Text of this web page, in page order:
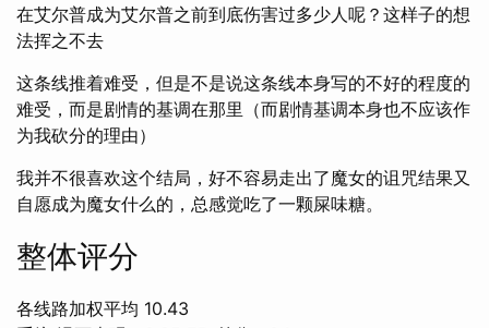
在艾尔普成为艾尔普之前到底伤害过多少人呢？这样子的想
法挥之不去
这条线推着难受，但是不是说这条线本身写的不好的程度的
难受，而是剧情的基调在那里（而剧情基调本身也不应该作
为我砍分的理由）
我并不很喜欢这个结局，好不容易走出了魔女的诅咒结果又
自愿成为魔女什么的，总感觉吃了一颗屎味糖。
整体评分
各线路加权平均 10.43